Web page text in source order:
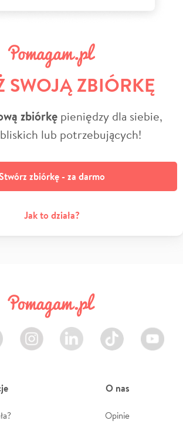
SWOJĄ ZBIÓRKĘ
zbiórkę pieniędzy dla siebie,
lub potrzebujących!
zbiórkę - za darmo
Jak to działa?
Instagram LinkedIn TikTok Youtube
O nas
Opinie